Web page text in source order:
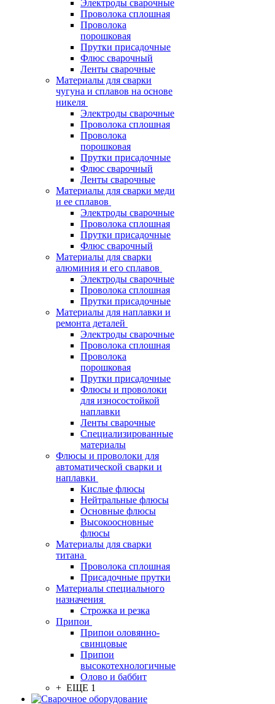
Электроды сварочные
Проволока сплошная
Проволока
порошковая
Прутки присадочные
Флюс сварочный
Ленты сварочные
Материалы для сварки
чугуна и сплавов на основе
никеля
Электроды сварочные
Проволока сплошная
Проволока
порошковая
Прутки присадочные
Флюс сварочный
Ленты сварочные
Материалы для сварки меди
и ее сплавов
Электроды сварочные
Проволока сплошная
Прутки присадочные
Флюс сварочный
Материалы для сварки
алюминия и его сплавов
Электроды сварочные
Проволока сплошная
Прутки присадочные
Материалы для наплавки и
ремонта деталей
Электроды сварочные
Проволока сплошная
Проволока
порошковая
Прутки присадочные
Флюсы и проволоки
для износостойкой
наплавки
Ленты сварочные
Специализированные
материалы
Флюсы и проволоки для
автоматической сварки и
наплавки
Кислые флюсы
Нейтральные флюсы
Основные флюсы
Высокоосновные
флюсы
Материалы для сварки
титана
Проволока сплошная
Присадочные прутки
Материалы специального
назначения
Строжка и резка
Припои
Припои оловянно-
свинцовые
Припои
высокотехнологичные
Олово и баббит
+ ЕЩЕ 1